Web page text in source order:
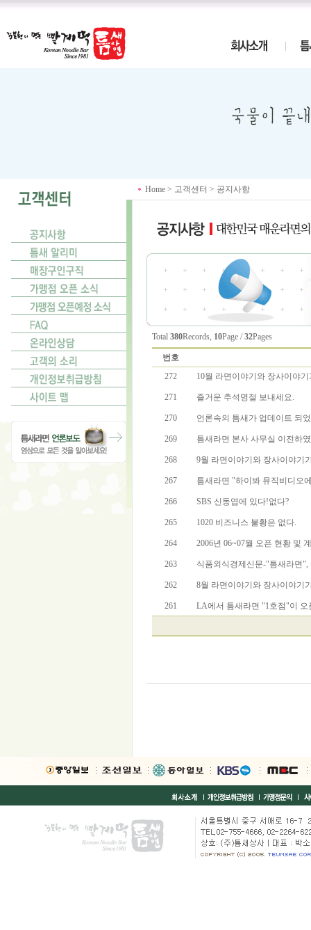
Home > 고객센터 > 공지사항
Total 380Records, 10Page /32Pages
번호
272
10월 라면이야기와 장사이야
271 즐거운 추석명절 보내세요.
270 언론속의 틈새가 업데이트 되
269 틈새라면 본사 사무실 이전하
268 9월 라면이야기와 장사이야기
267 틈새라면 "하이봐 뮤직비디오
266 SBS 신동엽에 있다!없다?
265 1020 비즈니스 불황은 없다.
264 2006년 06~07월 오픈 현황 및
263 식품외식경제신문-"틈새라면",
262 8월 라면이야기와 장사이야기
261 LA에서 틈새라면 "1호점"이 오